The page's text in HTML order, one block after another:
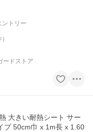
ントリー
）
ードストア
大きい耐熱シート サー
プ 50cm巾 x 1m長 x 1.60